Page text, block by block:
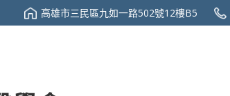
高雄市三民區九如一路502號12樓B5